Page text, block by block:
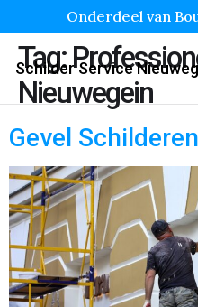
Onderdeel van
Schilder Service
Tag:
Nieuwegein
Gevel